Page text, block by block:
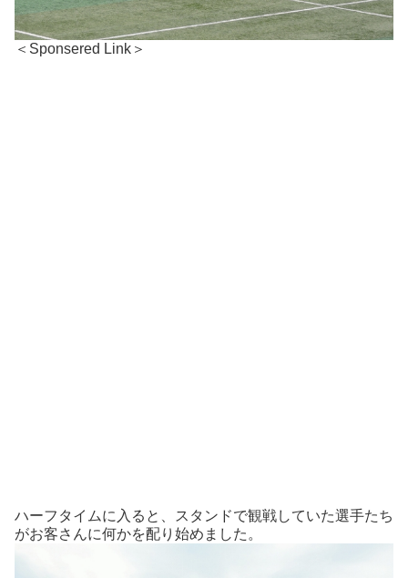
＜Sponsered Link＞
ハーフタイムに入ると、スタンドで観戦していた選手たち
がお客さんに何かを配り始めました。